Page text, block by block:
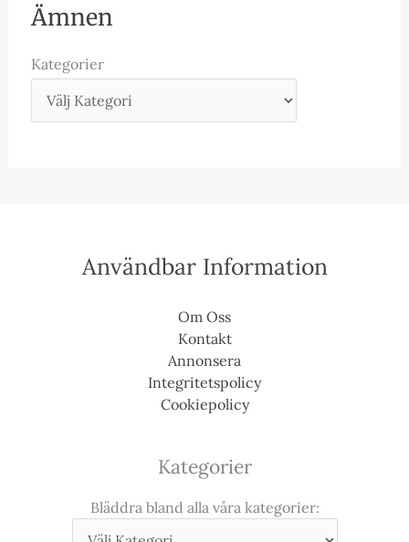
Ämnen
Kategorier
Användbar Information
Om Oss
Kontakt
Annonsera
Integritetspolicy
Cookiepolicy
Kategorier
Bläddra bland alla våra kategorier: